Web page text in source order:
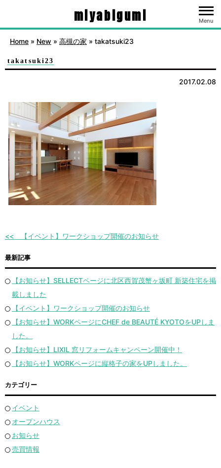
miyabigumi Menu
Home » New » 高槻の家 » takatsuki23
takatsuki23
2017.02.08
【イベント】ワークショップ開催のお知らせ
最新記事
【お知らせ】SELLECTページに北区西賀茂蟹ヶ坂町 新築住宅を掲
載しました
【イベント】ワークショップ開催のお知らせ
【お知らせ】WORKページにCHEF de BEAUTÉ KYOTOをUPしま
した。
【お知らせ】LIXIL 窓リフォームキャンペーン開催中！
【お知らせ】WORKページに縦格子の家をUPしました。
カテゴリー
イベント
オープンハウス
お知らせ
売買情報